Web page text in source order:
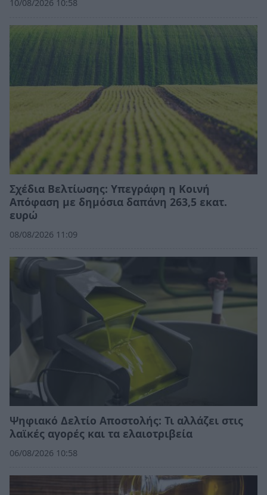
10/08/2026 10:58
Σχέδια Βελτίωσης: Υπεγράφη η Κοινή
Απόφαση με δημόσια δαπάνη 263,5 εκατ.
ευρώ
08/08/2026 11:09
Ψηφιακό Δελτίο Αποστολής: Τι αλλάζει στις
λαϊκές αγορές και τα ελαιοτριβεία
06/08/2026 10:58